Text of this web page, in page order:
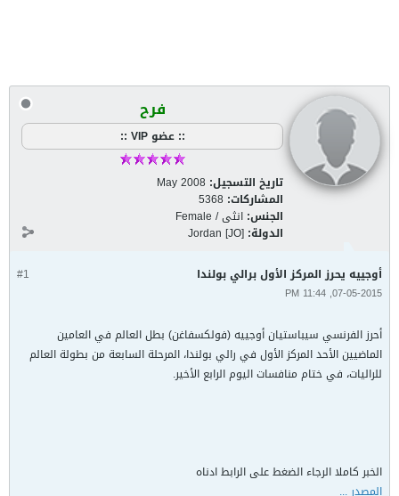
فرح
:: عضو VIP ::
تاريخ التسجيل: May 2008
المشاركات: 5368
الجنس: انثى / Female
الدولة: Jordan [JO]
#1 أوجييه يحرز المركز الأول برالي بولندا
07-05-2015, 11:44 PM
أحرز الفرنسي سيباستيان أوجييه (فولكسفاغن) بطل العالم في العامين
الماضيين الأحد المركز الأول في رالي بولندا، المرحلة السابعة من بطولة العالم
للراليات، في ختام منافسات اليوم الرابع الأخير.
الخبر كاملا الرجاء الضغط على الرابط ادناه
المصدر ...